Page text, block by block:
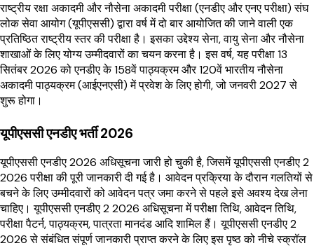
राष्ट्रीय रक्षा अकादमी और नौसेना अकादमी परीक्षा (एनडीए और एनए परीक्षा) संघ
लोक सेवा आयोग (यूपीएससी) द्वारा वर्ष में दो बार आयोजित की जाने वाली एक
प्रतिष्ठित राष्ट्रीय स्तर की परीक्षा है। इसका उद्देश्य सेना, वायु सेना और नौसेना
शाखाओं के लिए योग्य उम्मीदवारों का चयन करना है। इस वर्ष, यह परीक्षा13
सितंबर 2026को एनडीए के 158वें पाठ्यक्रम और 120वें भारतीय नौसेना
अकादमी पाठ्यक्रम (आईएनएसी) में प्रवेश के लिए होगी, जो जनवरी 2027 से
शुरू होगा।
यूपीएससी एनडीए भर्ती 2026
यूपीएससी एनडीए 2026 अधिसूचना जारी हो चुकी है, जिसमें यूपीएससी एनडीए 2
2026 परीक्षा की पूरी जानकारी दी गई है। आवेदन प्रक्रिया के दौरान गलतियों से
बचने के लिए उम्मीदवारों को आवेदन पत्र जमा करने से पहले इसे अवश्य देख लेना
चाहिए। यूपीएससी एनडीए 2 2026 अधिसूचना में परीक्षा तिथि, आवेदन तिथि,
परीक्षा पैटर्न, पाठ्यक्रम, पात्रता मानदंड आदि शामिल हैं। यूपीएससी एनडीए 2
2026 से संबंधित संपूर्ण जानकारी प्राप्त करने के लिए इस पृष्ठ को नीचे स्क्रॉल